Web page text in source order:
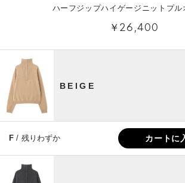
ハーフジップハイゲージニットプル
￥26,400
BEIGE
F / 残りわずか カートに